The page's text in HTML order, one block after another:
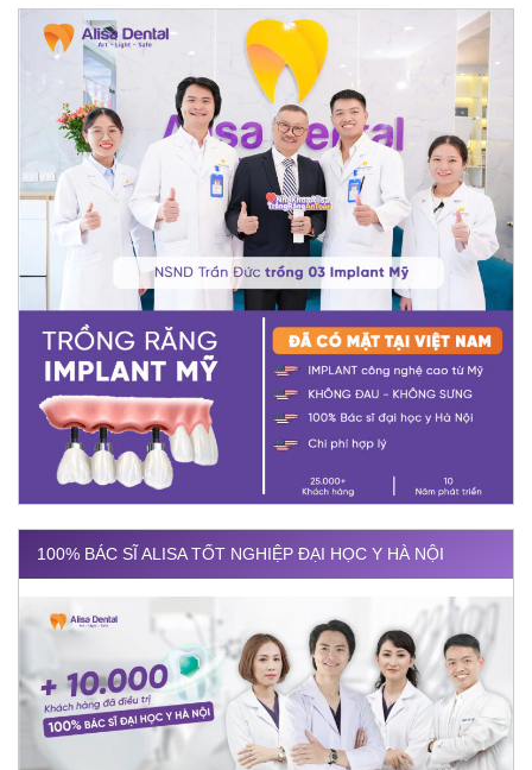
100% BÁC SĨ ALISA TỐT NGHIỆP ĐẠI HỌC Y HÀ NỘI